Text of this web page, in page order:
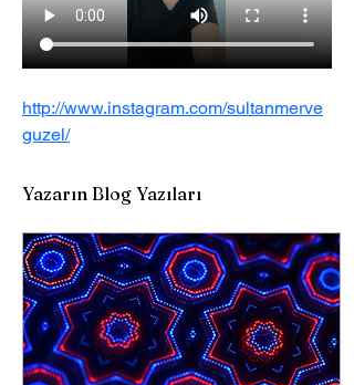
http://www.instagram.com/sultanmerve
guzel/
Yazarın Blog Yazıları